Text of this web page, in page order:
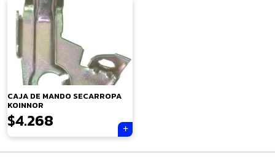
CAJA DE MANDO SECARROPA
KOINNOR
$4.268
Tu carrito está vacío.